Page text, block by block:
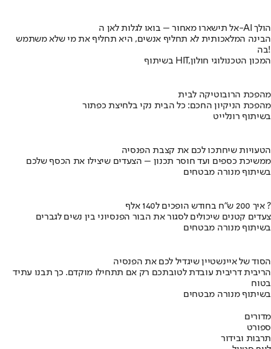
אל תישארו מאחור – בואו לגלות לאן ה-AI הולך
הבינה המלאכותית לא תחליף אנשים, היא תחליף את מי שלא משתמש
בה!
בשיתוף HIT,המכון הטכנולוגי חולון
מהפכת הרובוטיקה לבית
מהפכת הניקיון החכם: כל הבית נקי בלחיצת כפתור
בשיתוף רונלייט
הטעויות שיחתכו לכם את קצבת הפנסיה
ממשיכת כספים ועד חוסר תכנון – הצעדים שיצילו את הכסף שלכם
בשיתוף מנורה מבטחים
איך 200 ש"ח בחודש הופכים ל140 אלף ?
צעדים קטנים שיכולים לסגור את הבור הפנסיוני בין נשים לגברים
בשיתוף מנורה מבטחים
הסוד של איינשטיין שיגדיל לכם את הפנסיה
הריבית דריבית עובדת לטובתכם רק אם תתחילו מוקדם. כך תבנו עתיד
בטוח
בשיתוף מנורה מבטחים
מדורים
ספורט
תרבות ובידור